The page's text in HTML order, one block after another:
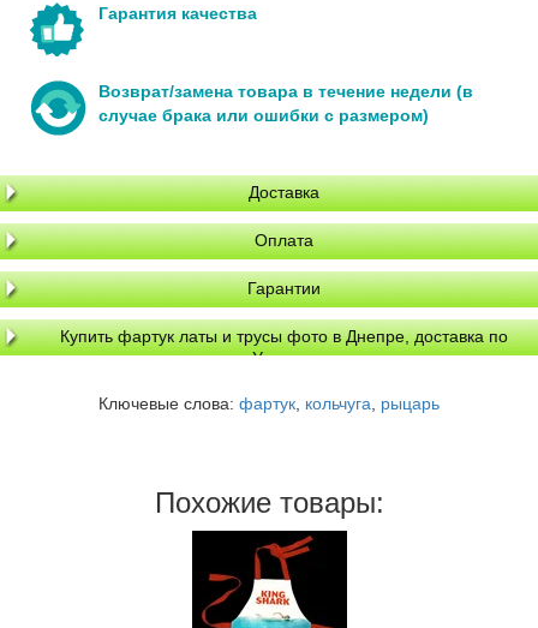
Гарантия качества
Возврат/замена товара в течение недели (в
случае брака или ошибки с размером)
Доставка
Оплата
Гарантии
Купить фартук латы и трусы фото в Днепре, доставка по
Украине
Ключевые слова: фартук, кольчуга, рыцарь
Похожие товары: